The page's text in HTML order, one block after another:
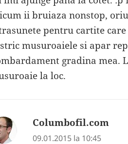
ii bruiaza nonstop,
pentru cartite
musuroaiele si apar
gradina mea.
la loc.
Columbofil.com
09.01.2015 la 10:45